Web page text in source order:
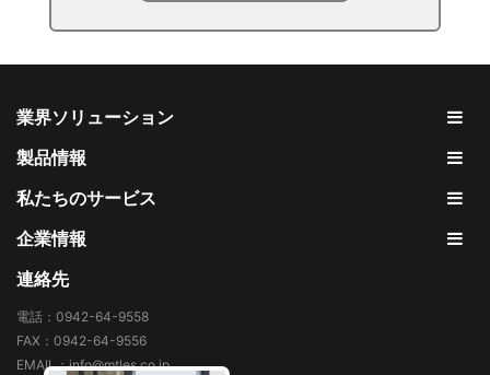
業界ソリューション
製品情報
私たちのサービス
企業情報
連絡先
電話：0942-64-9558
FAX：0942-64-9556
EMAIL：info@mtles.co.jp